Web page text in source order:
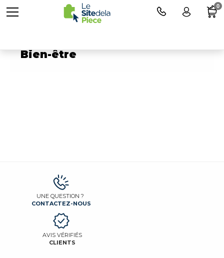
Bien-être
UNE QUESTION ?
CONTACTEZ-NOUS
AVIS VÉRIFIÉS
CLIENTS
0